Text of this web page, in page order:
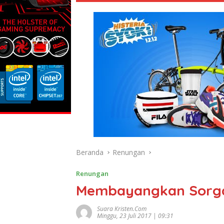
Beranda Renungan
Renungan
Membayangkan
Suara Kristen.com
Minggu, 23 Juli 2017 | 09:31